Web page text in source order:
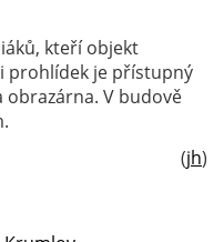
kteří objekt
prohlídek je přístupný
obrazárna. V budově
(jh)